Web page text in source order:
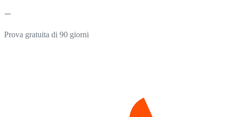
Prova gratuita di 90 giorni